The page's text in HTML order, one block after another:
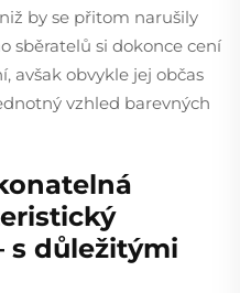
by se přitom narušily
sběratelů si dokonce cení
avšak obvykle jej občas
vzhled barevných
s důležitými